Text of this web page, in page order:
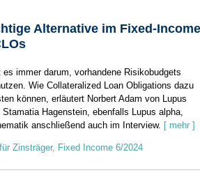
Alternative im Fixed-
immer darum, vorhandene Risikobudgets
Wie Collateralized Loan Obligations dazu
können, erläutert Norbert Adam von Lupus
Hagenstein, ebenfalls Lupus alpha,
anschließend auch im Interview. [ mehr ]
Zinsträger, Fixed Income 6/2024